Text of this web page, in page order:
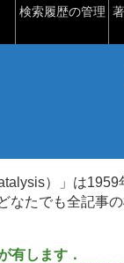
検索履歴の管理
）」は
なたでも全記事
有します．